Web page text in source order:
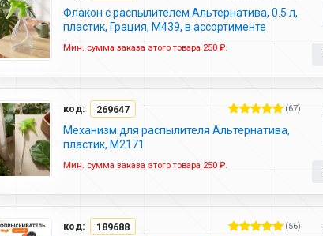
Флакон с распылителем Альтернатива, 0.5 л,
пластик, Грация, М439, в ассортименте
Мин. сумма заказа этого товара 250 ₽.
код: 269647 (67)
Механизм для распылителя Альтернатива,
пластик, М2171
Мин. сумма заказа этого товара 250 ₽.
код: 189688 (56)